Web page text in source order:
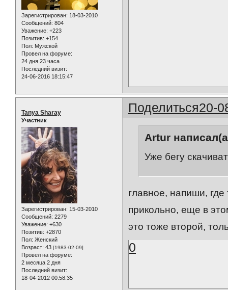
Зарегистрирован: 18-03-2010
Сообщений: 804
Уважение: +223
Позитив: +154
Пол: Мужской
Провел на форуме:
24 дня 23 часа
Последний визит:
24-06-2016 18:15:47
Поделиться20-
Tanya Sharay
Участник
Зарегистрирован: 15-03-2010
Сообщений: 2279
Уважение: +630
Позитив: +2870
Пол: Женский
Возраст: 43 [1983-02-09]
Провел на форуме:
2 месяца 2 дня
Последний визит:
18-04-2012 00:58:35
Artur
Уже бегу
главное, напиши, где
прикольно, еще в
это тоже второй,
0